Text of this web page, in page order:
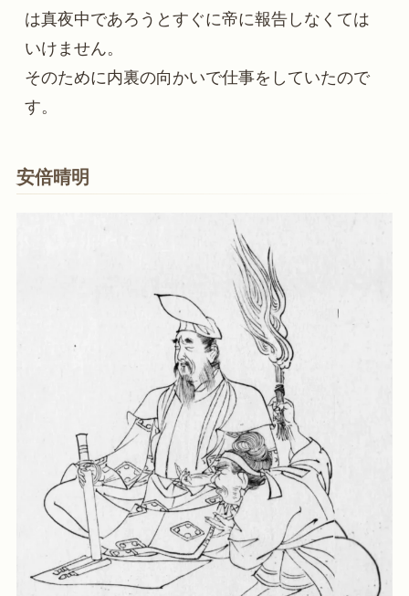
は真夜中であろうとすぐに帝に報告しなくては
いけません。
そのために内裏の向かいで仕事をしていたので
す。
安倍晴明